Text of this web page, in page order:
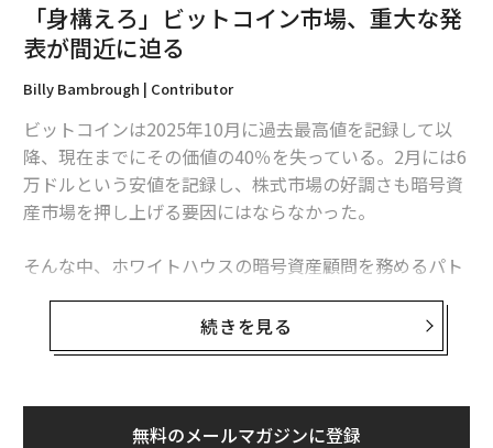
「身構えろ」ビットコイン市場、重大な発
表が間近に迫る
Billy Bambrough | Contributor
ビットコインは2025年10月に過去最高値を記録して以
降、現在までにその価値の40％を失っている。2月には6
万ドルという安値を記録し、株式市場の好調さも暗号資
産市場を押し上げる要因にはならなかった。
そんな中、ホワイトハウスの暗号資産顧問を務めるパト
する戦略的ビットコイン準備金に関する「画期的な」最
新情報の存在を明らかにした。
トランプ政権でデジタル資産諮問委員会の事務局長を務
めるウィットは、ポッドキャスターのスコット・メルカ
続きを見る
無料のメールマガジンに登録